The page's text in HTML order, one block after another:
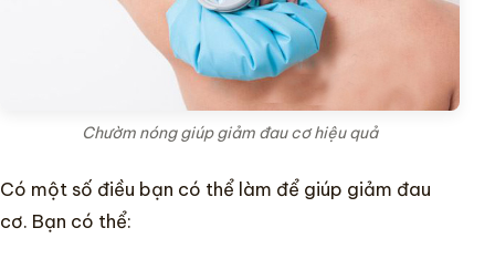
Chườm nóng giúp giảm đau cơ hiệu quả
Có một số điều bạn có thể làm để giúp giảm đau
cơ. Bạn có thể: